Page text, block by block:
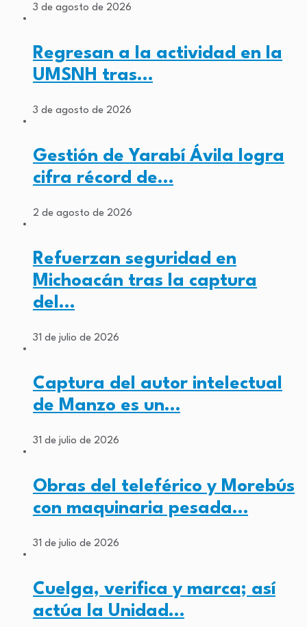
3 de agosto de 2026
Regresan a la actividad en la
UMSNH tras…
3 de agosto de 2026
Gestión de Yarabí Ávila logra
cifra récord de…
2 de agosto de 2026
Refuerzan seguridad en
Michoacán tras la captura
del…
31 de julio de 2026
Captura del autor intelectual
de Manzo es un…
31 de julio de 2026
Obras del teleférico y Morebús
con maquinaria pesada…
31 de julio de 2026
Cuelga, verifica y marca; así
actúa la Unidad…